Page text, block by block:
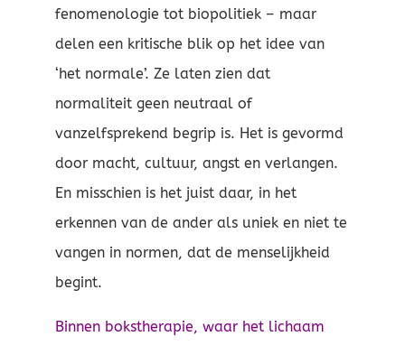
fenomenologie tot biopolitiek – maar
delen een kritische blik op het idee van
‘het normale’. Ze laten zien dat
normaliteit geen neutraal of
vanzelfsprekend begrip is. Het is gevormd
door macht, cultuur, angst en verlangen.
En misschien is het juist daar, in het
erkennen van de ander als uniek en niet te
vangen in normen, dat de menselijkheid
begint.
Binnen bokstherapie, waar het lichaam